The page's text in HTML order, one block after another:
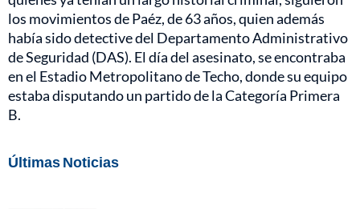
los movimientos de Paéz, de 63 años, quien además
había sido detective del Departamento Administrativo
de Seguridad (DAS). El día del asesinato, se encontraba
en el Estadio Metropolitano de Techo, donde su equipo
estaba disputando un partido de la Categoría Primera
B.
Últimas Noticias